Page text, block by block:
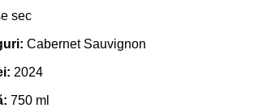
sec
Cabernet Sauvignon
2024
750 ml